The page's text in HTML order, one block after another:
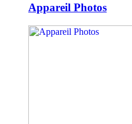
Appareil Photos